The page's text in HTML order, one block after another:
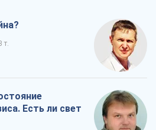
т.
Есть ли свет